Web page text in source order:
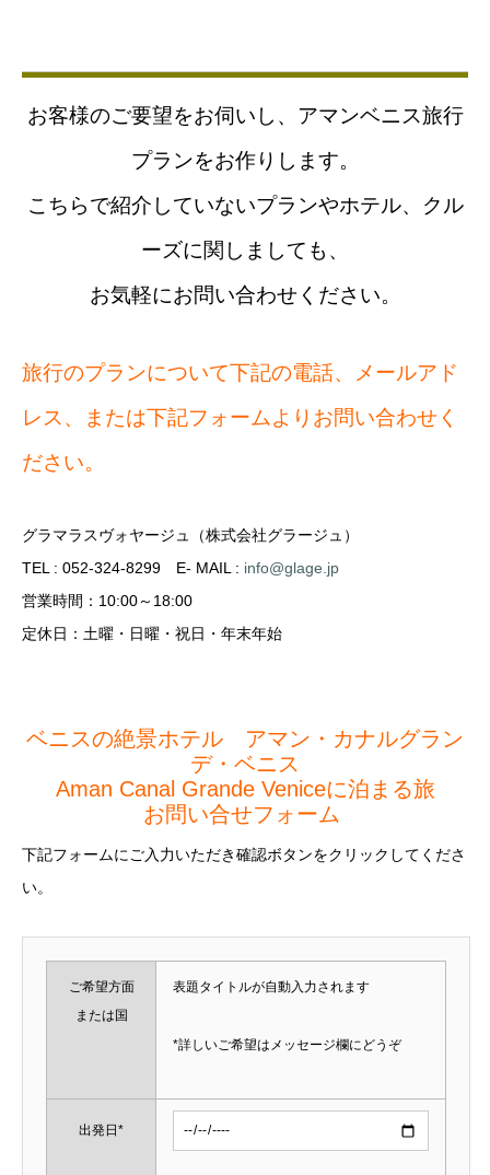
お客様のご要望をお伺いし、アマンベニス旅行
プランをお作りします。
こちらで紹介していないプランやホテル、クル
ーズに関しましても、
お気軽にお問い合わせください。
旅行のプランについて下記の電話、メールアド
レス、または下記フォームよりお問い合わせく
ださい。
グラマラスヴォヤージュ（株式会社グラージュ）
TEL : 052-324-8299 E- MAIL : info@glage.jp
営業時間：10:00～18:00
定休日：土曜・日曜・祝日・年末年始
ベニスの絶景ホテル アマン・カナルグラン
デ・ベニス
Aman Canal Grande Veniceに泊まる旅
お問い合せフォーム
下記フォームにご入力いただき確認ボタンをクリックしてくださ
い。
ご希望方面
または国
表題タイトルが自動入力されます
*詳しいご希望はメッセージ欄にどうぞ
出発日*